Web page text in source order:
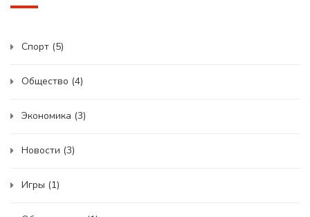
Спорт (5)
Общество (4)
Экономика (3)
Новости (3)
Игры (1)